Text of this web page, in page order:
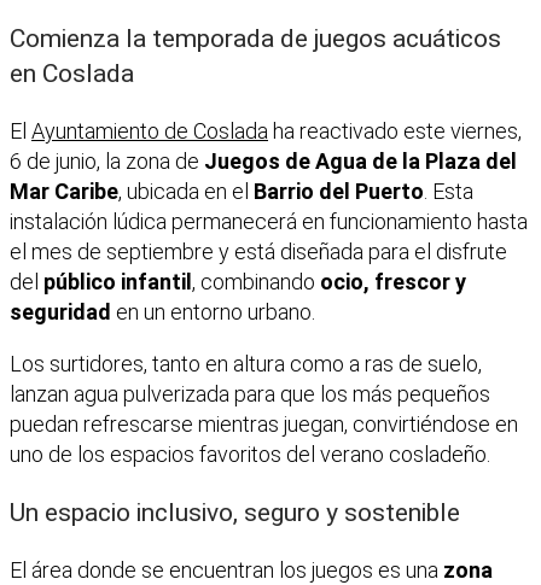
Comienza la temporada de juegos acuáticos
en Coslada
El Ayuntamiento de Coslada ha reactivado este viernes,
6 de junio, la zona de Juegos de Agua de la Plaza del
Mar Caribe, ubicada en el Barrio del Puerto. Esta
instalación lúdica permanecerá en funcionamiento hasta
el mes de septiembre y está diseñada para el disfrute
del público infantil , combinando ocio, frescor y
seguridad en un entorno urbano.
Los surtidores, tanto en altura como a ras de suelo,
lanzan agua pulverizada para que los más pequeños
puedan refrescarse mientras juegan, convirtiéndose en
uno de los espacios favoritos del verano cosladeño.
Un espacio inclusivo, seguro y sostenible
El área donde se encuentran los juegos es una zona